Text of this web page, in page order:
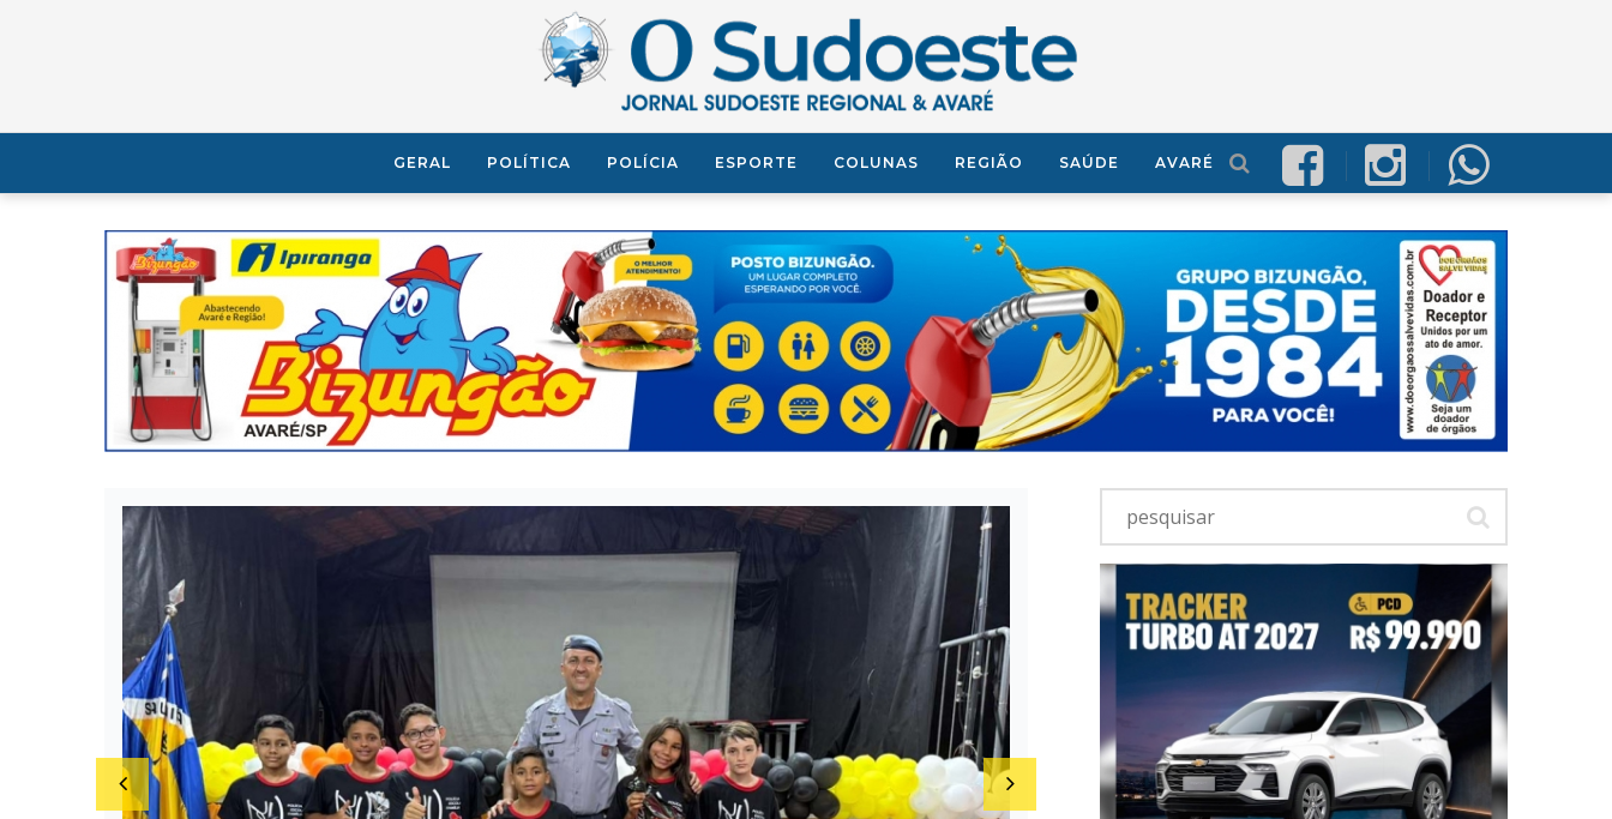
GERAL POLÍTICA POLÍCIA ESPORTE COLUNAS REGIÃO SAÚDE AVARÉ